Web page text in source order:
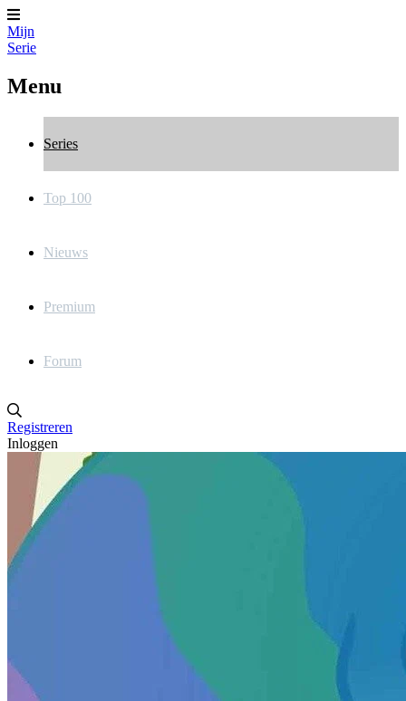
Mijn
Serie
Menu
Series
Top 100
Nieuws
Premium
Forum
Registreren
Inloggen